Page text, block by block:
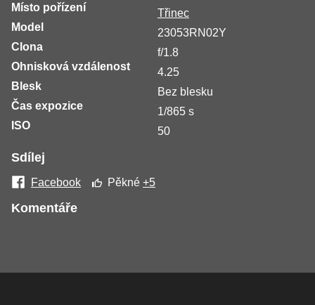
Místo pořízení
Třinec
Model
23053RN02Y
Clona
f/1.8
Ohnisková vzdálenost
4.25
Blesk
Bez blesku
Čas expozice
1/865 s
ISO
50
Sdílej
Facebook Pěkné+5
Komentáře